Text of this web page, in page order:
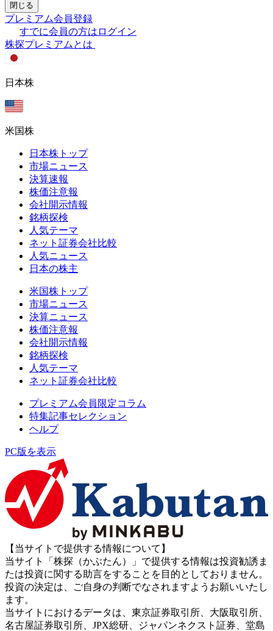
閉じる
プレミアム会員登録
すでに会員の方はログイン
株探プレミアムとは
日本株
米国株
日本株トップ
市場ニュース
決算速報
株価注意報
会社開示情報
銘柄探検
人気テーマ
ネット証券会社比較
人気ニュース
日本の株主
米国株トップ
市場ニュース
決算ニュース
株価注意報
会社開示情報
銘柄探検
人気テーマ
ネット証券会社比較
プレミアム会員限定コラム
特集記事セレクション
ヘルプ
PC版を表示
【当サイトで提供する情報について】
当サイト「株探（かぶたん）」で提供する情報は投資勧誘ま
たは投資に関する助言をすることを目的としておりません。
投資の決定は、ご自身の判断でなされますようお願いいたし
ます。
当サイトにおけるデータは、東京証券取引所、大阪取引所、
名古屋証券取引所、JPX総研、ジャパンネクスト証券、堂島